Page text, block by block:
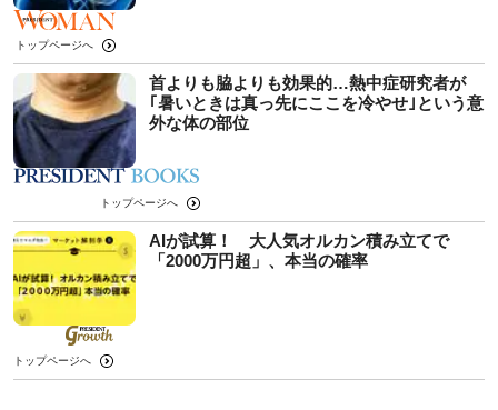
トップページへ
首よりも脇よりも効果的…熱中症研究者が
｢暑いときは真っ先にここを冷やせ｣という意
外な体の部位
トップページへ
AIが試算！ 大人気オルカン積み立てで
「2000万円超」、本当の確率
トップページへ